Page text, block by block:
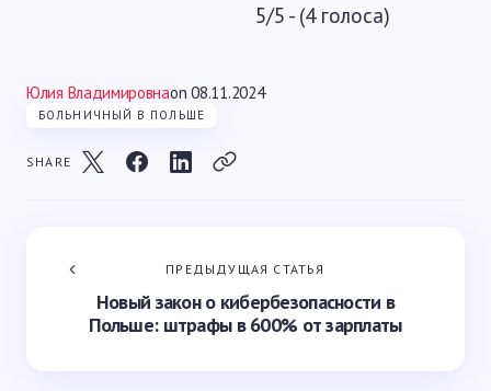
5/5 - (4 голоса)
Юлия Владимировнаon 08.11.2024
БОЛЬНИЧНЫЙ В ПОЛЬШЕ
SHARE
ПРЕДЫДУЩАЯ СТАТЬЯ
Новый закон о кибербезопасности в
Польше: штрафы в 600% от зарплаты